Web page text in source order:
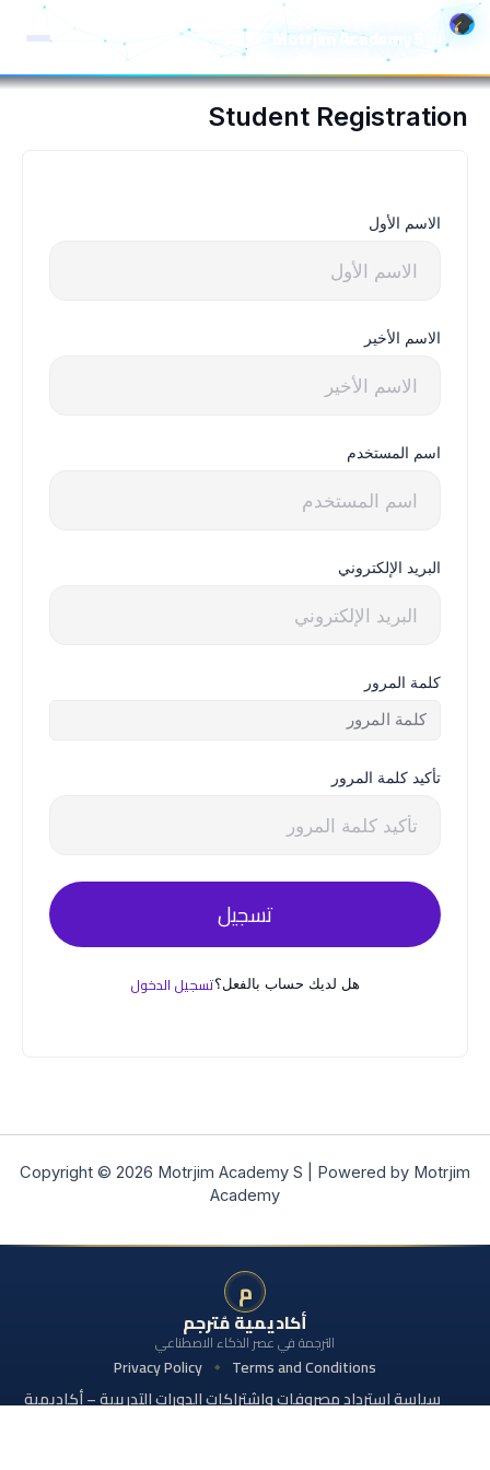
Motrjim Academy S
تخطي
إلى
المحتوى
Student Registration
الاسم الأول
الاسم الأخير
اسم المستخدم
البريد الإلكتروني
كلمة المرور
تأكيد كلمة المرور
تسجيل
هل لديك حساب بالفعل؟تسجيل الدخول
Copyright © 2026 Motrjim Academy S | Powered by Motrjim
Academy
م
أكاديمية مُترجم
الترجمة في عصر الذكاء الاصطناعي
Terms and Conditions
Privacy Policy
سياسة استرداد مصروفات واشتراكات الدورات التدريبية – أكاديمية